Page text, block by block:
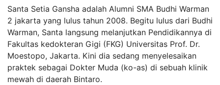
Santa Setia Gansha adalah Alumni SMA Budhi Warman
2 jakarta yang lulus tahun 2008. Begitu lulus dari Budhi
Warman, Santa langsung melanjutkan Pendidikannya di
Fakultas kedokteran Gigi (FKG) Universitas Prof. Dr.
Moestopo, Jakarta. Kini dia sedang menyelesaikan
praktek sebagai Dokter Muda (ko-as) di sebuah klinik
mewah di daerah Bintaro.